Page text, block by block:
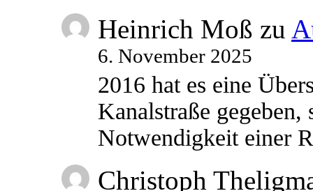
Heinrich Moß zu
6. November 2025
2016 hat es eine
Kanalstraße
Notwendigkeit einer
Christoph